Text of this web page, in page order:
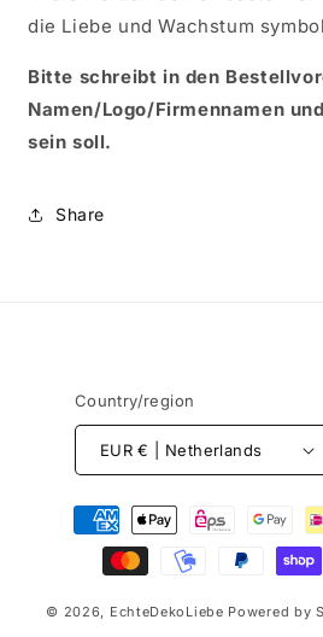
die Liebe und Wachstum
Bitte schreibt in den
Namen/Logo/Firmennamen
sein soll.
Share
Country/region
EUR € | Netherlands
Payment
methods
© 2026, EchteDekoLiebe Powered by